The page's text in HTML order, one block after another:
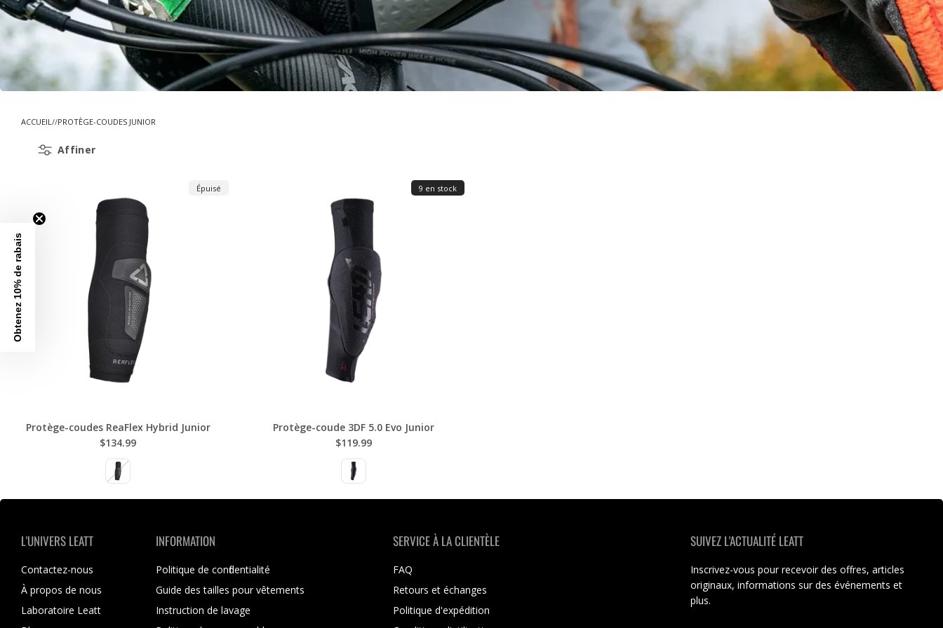
ACCUEIL PROTÈGE-COUDES JUNIOR
Affiner
Épuisé
Protège-coudes ReaFlex Hybrid Junior
$134.99
9 en stock
Protège-coude 3DF 5.0 Evo Junior
$119.99
L'UNIVERS LEATT
Contactez-nous
À propos de nous
Laboratoire Leatt
INFORMATION
Politique de confidentialité
Guide des tailles pour vêtements
Instruction de lavage
SERVICE À LA CLIENTÈLE
FAQ
Retours et échanges
Politique d'expédition
SUIVEZ L'ACTUALITÉ LEATT
Inscrivez-vous pour recevoir des offres, articles
originaux, informations sur des événements et
plus.
Obtenez 10% de rabais